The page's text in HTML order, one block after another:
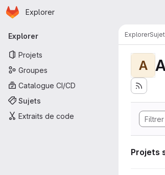
Passer au contenu principal
Page d'accueil
Explorer
Navigation principale
Explorer
Projets
Groupes
Catalogue CI/CD
Sujets
Extraits de code
Explorer
A
Projets